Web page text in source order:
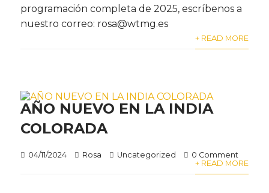
programación completa de 2025, escríbenos a
nuestro correo: rosa@wtmg.es
+ READ MORE
AÑO NUEVO EN LA INDIA
COLORADA
04/11/2024 Rosa Uncategorized
0 Comment
+ READ MORE